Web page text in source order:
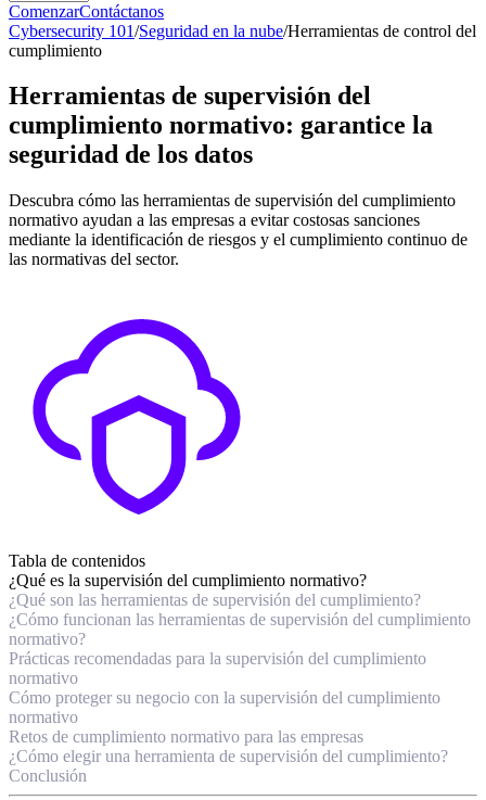
ComenzarContáctanos
Cybersecurity 101/Seguridad en la nube/Herramientas de control del
cumplimiento
Herramientas de supervisión del
cumplimiento normativo: garantice la
seguridad de los datos
Descubra cómo las herramientas de supervisión del cumplimiento
normativo ayudan a las empresas a evitar costosas sanciones
mediante la identificación de riesgos y el cumplimiento continuo de
las normativas del sector.
Tabla de contenidos
¿Qué es la supervisión del cumplimiento normativo?
¿Qué son las herramientas de supervisión del cumplimiento?
¿Cómo funcionan las herramientas de supervisión del cumplimiento
normativo?
Prácticas recomendadas para la supervisión del cumplimiento
normativo
Cómo proteger su negocio con la supervisión del cumplimiento
normativo
Retos de cumplimiento normativo para las empresas
¿Cómo elegir una herramienta de supervisión del cumplimiento?
Conclusión